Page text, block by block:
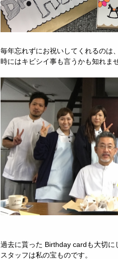
毎年忘れずにお祝いしてくれるのは
時にはキビシイ事も言うかも知れま
過去に貰った Birthday cardも大切に
スタッフは私の宝ものです。